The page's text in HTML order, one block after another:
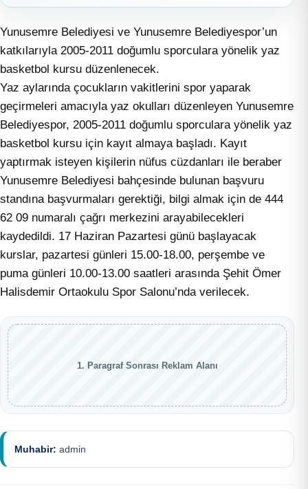
Yunusemre Belediyesi ve Yunusemre Belediyespor’un
katkılarıyla 2005-2011 doğumlu sporculara yönelik yaz
basketbol kursu düzenlenecek.
Yaz aylarında çocukların vakitlerini spor yaparak
geçirmeleri amacıyla yaz okulları düzenleyen Yunusemre
Belediyespor, 2005-2011 doğumlu sporculara yönelik yaz
basketbol kursu için kayıt almaya başladı. Kayıt
yaptırmak isteyen kişilerin nüfus cüzdanları ile beraber
Yunusemre Belediyesi bahçesinde bulunan başvuru
standına başvurmaları gerektiği, bilgi almak için de 444
62 09 numaralı çağrı merkezini arayabilecekleri
kaydedildi. 17 Haziran Pazartesi günü başlayacak
kurslar, pazartesi günleri 15.00-18.00, perşembe ve
puma günleri 10.00-13.00 saatleri arasında Şehit Ömer
Halisdemir Ortaokulu Spor Salonu’nda verilecek.
1. Paragraf Sonrası Reklam Alanı
Muhabir: admin